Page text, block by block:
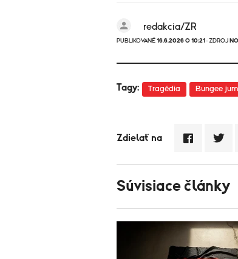
redakcia/ZR
PUBLIKOVANÉ 16.6.2026 O 10:21 · ZDROJ
Tagy: Tragédia Bungee
Zdielať na
Súvisiace články